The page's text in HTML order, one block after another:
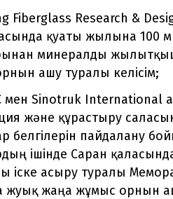
Fiberglass Research &
қуаты жылына 100
минералды
ашу туралы келісім;
Sinotruk International
және құрастыру
белгілерін пайдалану
ішінде Саран
іске асыру туралы
жуық жаңа жұмыс орнын